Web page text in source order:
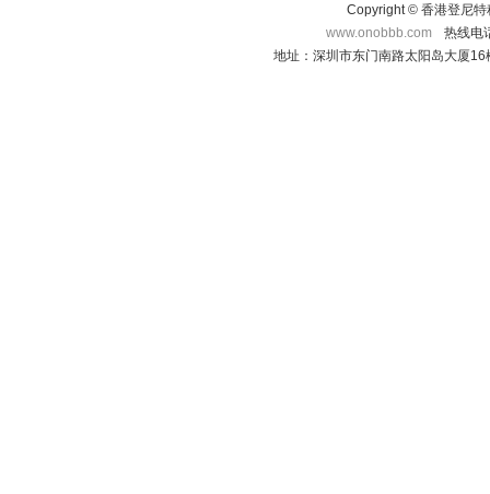
Copyright © 香港登尼特
www.onobbb.com
热线电
地址：深圳市东门南路太阳岛大厦